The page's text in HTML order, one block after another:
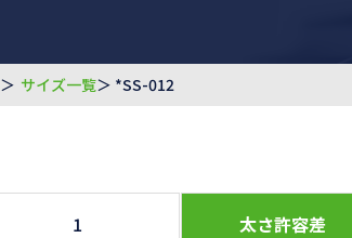
＞ サイズ一覧＞ *SS-012
1 太さ許容差